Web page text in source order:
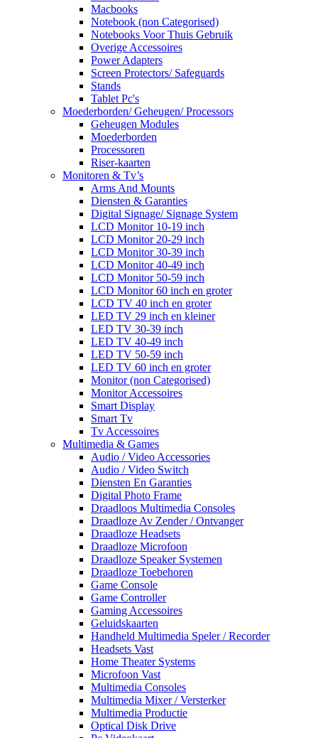
Macbooks
Notebook (non Categorised)
Notebooks Voor Thuis Gebruik
Overige Accessoires
Power Adapters
Screen Protectors/ Safeguards
Stands
Tablet Pc's
Moederborden/ Geheugen/ Processors
Geheugen Modules
Moederborden
Processoren
Riser-kaarten
Monitoren & Tv’s
Arms And Mounts
Diensten & Garanties
Digital Signage/ Signage System
LCD Monitor 10-19 inch
LCD Monitor 20-29 inch
LCD Monitor 30-39 inch
LCD Monitor 40-49 inch
LCD Monitor 50-59 inch
LCD Monitor 60 inch en groter
LCD TV 40 inch en groter
LED TV 29 inch en kleiner
LED TV 30-39 inch
LED TV 40-49 inch
LED TV 50-59 inch
LED TV 60 inch en groter
Monitor (non Categorised)
Monitor Accessoires
Smart Display
Smart Tv
Tv Accessoires
Multimedia & Games
Audio / Video Accessories
Audio / Video Switch
Diensten En Garanties
Digital Photo Frame
Draadloos Multimedia Consoles
Draadloze Av Zender / Ontvanger
Draadloze Headsets
Draadloze Microfoon
Draadloze Speaker Systemen
Draadloze Toebehoren
Game Console
Game Controller
Gaming Accessoires
Geluidskaarten
Handheld Multimedia Speler / Recorder
Headsets Vast
Home Theater Systems
Microfoon Vast
Multimedia Consoles
Multimedia Mixer / Versterker
Multimedia Productie
Optical Disk Drive